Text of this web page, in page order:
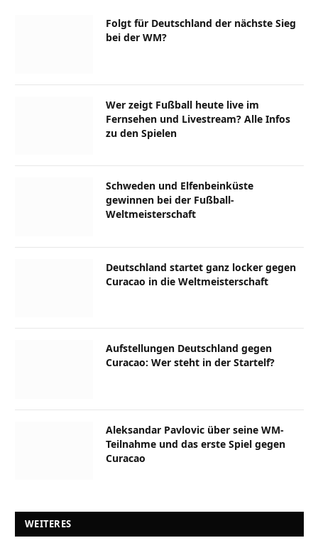
Folgt für Deutschland der nächste Sieg
bei der WM?
Wer zeigt Fußball heute live im
Fernsehen und Livestream? Alle Infos
zu den Spielen
Schweden und Elfenbeinküste
gewinnen bei der Fußball-
Weltmeisterschaft
Deutschland startet ganz locker gegen
Curacao in die Weltmeisterschaft
Aufstellungen Deutschland gegen
Curacao: Wer steht in der Startelf?
Aleksandar Pavlovic über seine WM-
Teilnahme und das erste Spiel gegen
Curacao
WEITERES